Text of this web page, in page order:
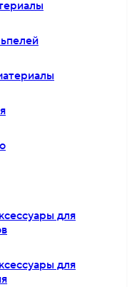
для
для